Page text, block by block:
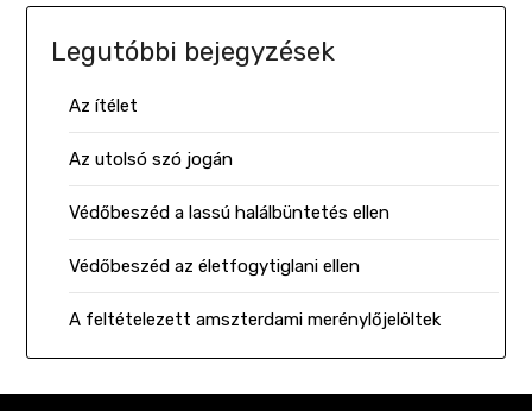
Legutóbbi bejegyzések
Az ítélet
Az utolsó szó jogán
Védőbeszéd a lassú halálbüntetés ellen
Védőbeszéd az életfogytiglani ellen
A feltételezett amszterdami merénylőjelöltek